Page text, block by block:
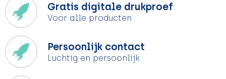
Gratis digitale drukproef
Voor alle producten
Persoonlijk contact
Luchtig en persoonlijk